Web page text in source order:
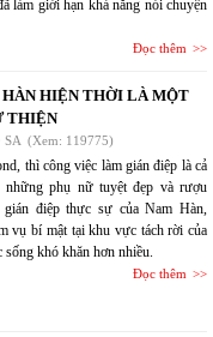
làm giới hạn khả năng nói chuyện
Đọc thêm
HIỆN THỜI LÀ MỘT
THIỆN
SA (Xem: 119775)
thì công việc làm gián điệp là cả
những phụ nữ tuyệt đẹp và rượu
điệp thực sự của Nam Hàn,
vụ bí mật tại khu vực tách rời của
sống khó khăn hơn nhiều.
Đọc thêm